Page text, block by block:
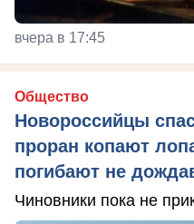
вчера в 17:45
Общество
Новороссийцы
проран копают
погибают не
Чиновники пока не